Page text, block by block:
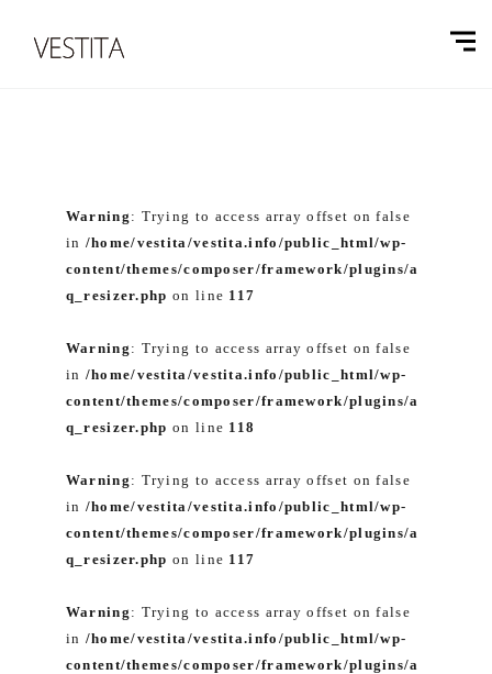
Warning : Trying to access array offset on false
in /home/vestita/vestita.info/public_html/wp-
content/themes/composer/framework/plugins/a
q_resizer.php on line 117
Warning : Trying to access array offset on false
in /home/vestita/vestita.info/public_html/wp-
content/themes/composer/framework/plugins/a
q_resizer.php on line 118
Warning : Trying to access array offset on false
in /home/vestita/vestita.info/public_html/wp-
content/themes/composer/framework/plugins/a
q_resizer.php on line 117
Warning : Trying to access array offset on false
in /home/vestita/vestita.info/public_html/wp-
content/themes/composer/framework/plugins/a